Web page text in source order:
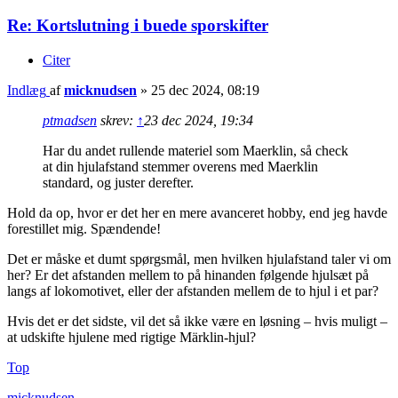
Re: Kortslutning i buede sporskifter
Citer
Indlæg afmicknudsen » 25 dec 2024, 08:19
ptmadsen skrev: ↑23 dec 2024, 19:34
Har du andet rullende materiel som Maerklin, så check
at din hjulafstand stemmer overens med Maerklin
standard, og juster derefter.
Hold da op, hvor er det her en mere avanceret hobby, end jeg havde
forestillet mig. Spændende!
Det er måske et dumt spørgsmål, men hvilken hjulafstand taler vi om
her? Er det afstanden mellem to på hinanden følgende hjulsæt på
langs af lokomotivet, eller der afstanden mellem de to hjul i et par?
Hvis det er det sidste, vil det så ikke være en løsning – hvis muligt –
at udskifte hjulene med rigtige Märklin-hjul?
Top